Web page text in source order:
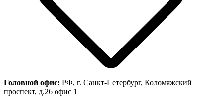
Головной офис: РФ, г. Санкт-Петербург, Коломяжский
проспект, д.26 офис 1